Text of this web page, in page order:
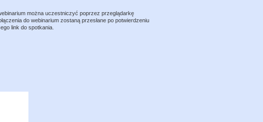
można uczestniczyć poprzez przeglądarkę
do webinarium zostaną przesłane po potwierdzeniu
link do spotkania.